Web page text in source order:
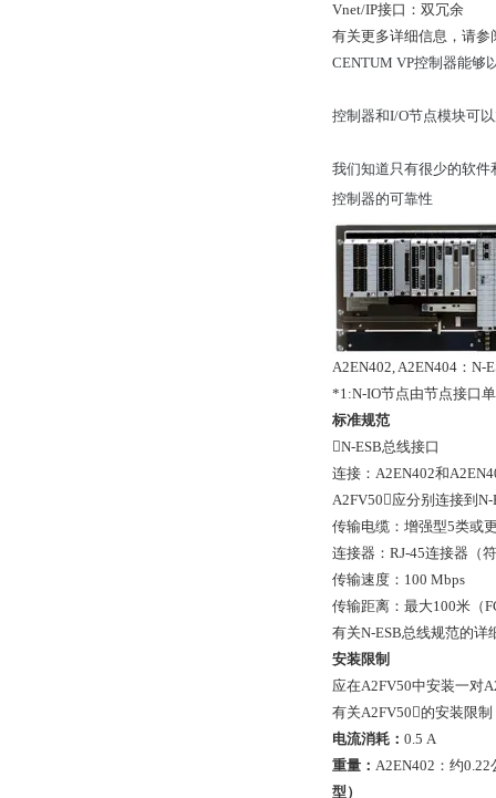
Vnet/IP接口：双冗余
有关更多详细信息，请参
CENTUM VP控制器能够
控制器和I/O节点模块可
我们知道只有很少的软件
控制器的可靠性
A2EN402, A2EN404：
*1:N-IO节点由节点接口
标准规范
N-ESB总线接口
连接：A2EN402和
A2FV50应分别连接到
传输电缆：增强型5类或
连接器：RJ-45连接器（
传输速度：100 Mbps
传输距离：最大100米（
有关N-ESB总线规范的详
安装限制
应在A2FV50中安装一对
有关A2FV50的安装限制
电流消耗： 0.5 A
重量： A2EN402：约
型）